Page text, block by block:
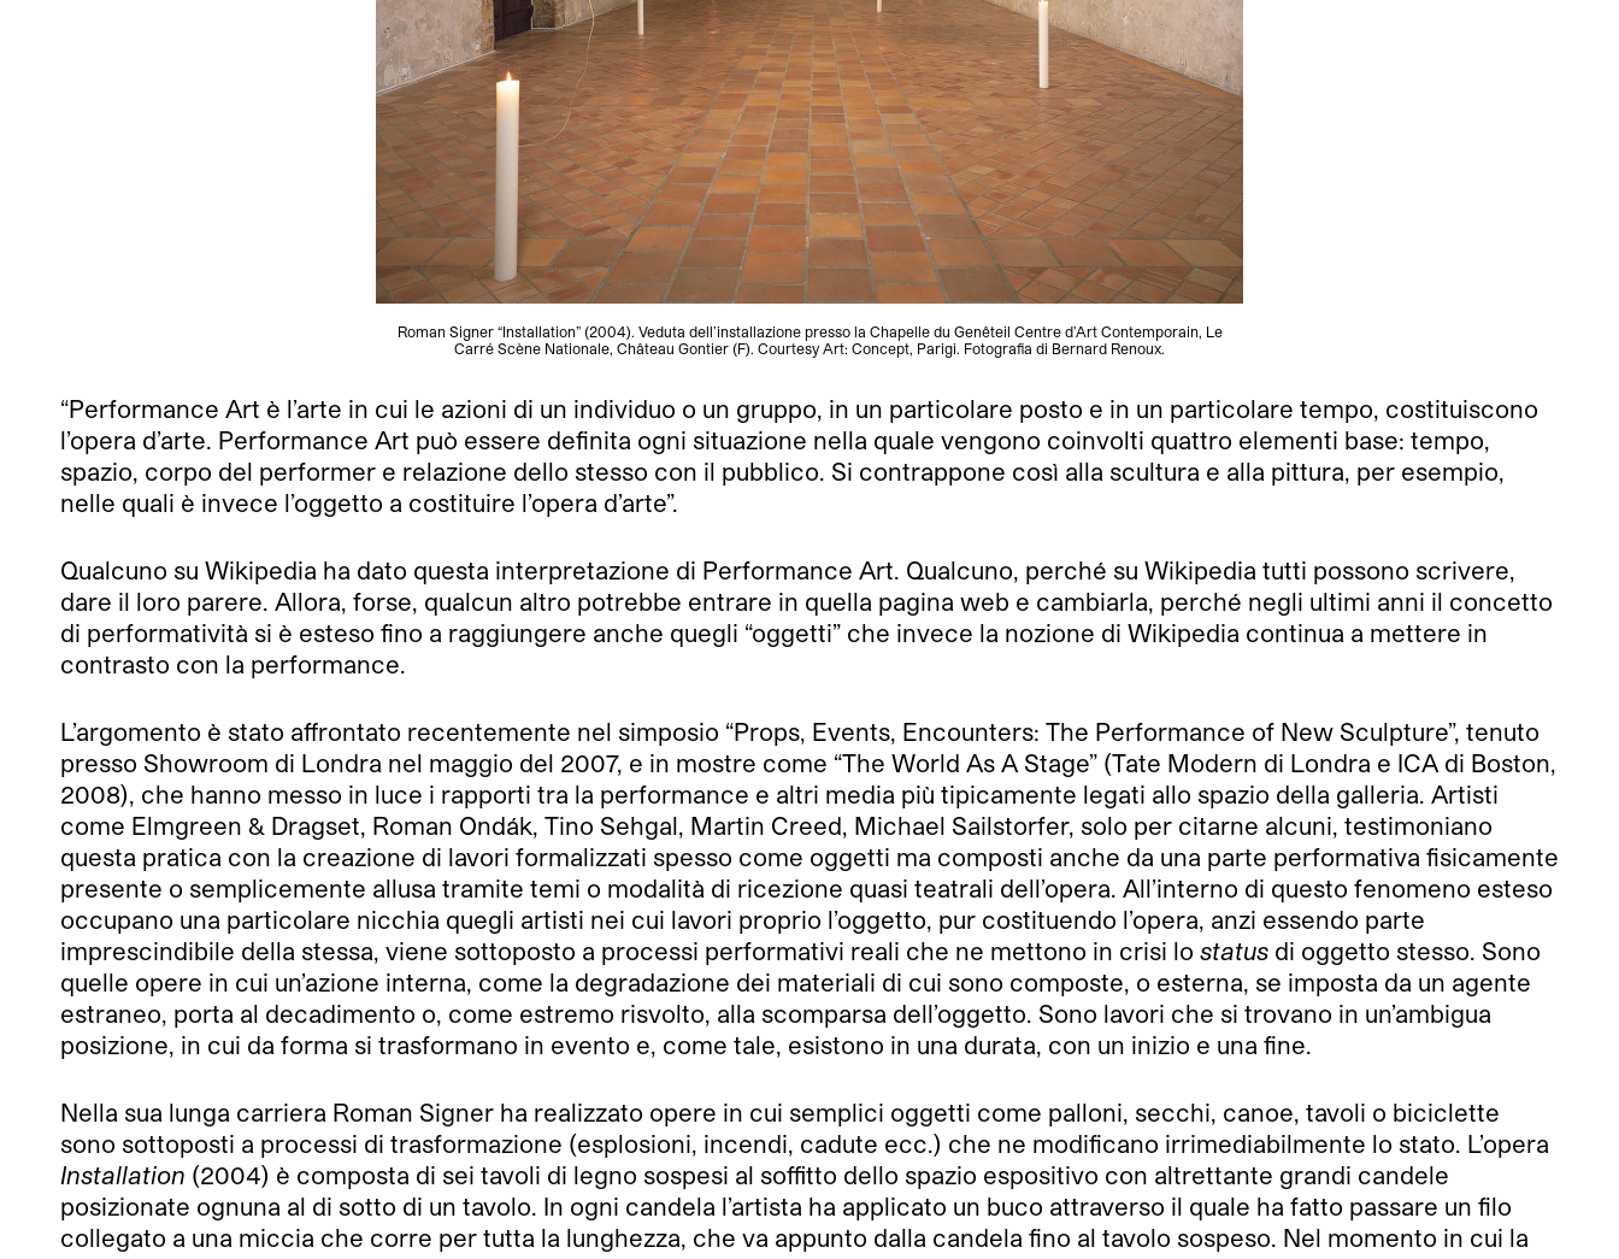
Roman Signer “Installation” (2004). Veduta dell’installazione presso la Chapelle du Genêteil Centre d’Art Contemporain, Le
Carré Scène Nationale, Château Gontier (F). Courtesy Art: Concept, Parigi. Fotografia di Bernard Renoux.
“Performance Art è l’arte in cui le azioni di un individuo o un gruppo, in un particolare posto e in un particolare tempo, costituiscono
l’opera d’arte. Performance Art può essere definita ogni situazione nella quale vengono coinvolti quattro elementi base: tempo,
spazio, corpo del performer e relazione dello stesso con il pubblico. Si contrappone così alla scultura e alla pittura, per esempio,
nelle quali è invece l’oggetto a costituire l’opera d’arte”.
Qualcuno su Wikipedia ha dato questa interpretazione di Performance Art. Qualcuno, perché su Wikipedia tutti possono scrivere,
dare il loro parere. Allora, forse, qualcun altro potrebbe entrare in quella pagina web e cambiarla, perché negli ultimi anni il concetto
di performatività si è esteso fino a raggiungere anche quegli “oggetti” che invece la nozione di Wikipedia continua a mettere in
contrasto con la performance.
L’argomento è stato affrontato recentemente nel simposio “Props, Events, Encounters: The Performance of New Sculpture”, tenuto
presso Showroom di Londra nel maggio del 2007, e in mostre come “The World As A Stage” (Tate Modern di Londra e ICA di Boston,
2008), che hanno messo in luce i rapporti tra la performance e altri media più tipicamente legati allo spazio della galleria. Artisti
come Elmgreen & Dragset, Roman Ondák, Tino Sehgal, Martin Creed, Michael Sailstorfer, solo per citarne alcuni, testimoniano
questa pratica con la creazione di lavori formalizzati spesso come oggetti ma composti anche da una parte performativa fisicamente
presente o semplicemente allusa tramite temi o modalità di ricezione quasi teatrali dell’opera. All’interno di questo fenomeno esteso
occupano una particolare nicchia quegli artisti nei cui lavori proprio l’oggetto, pur costituendo l’opera, anzi essendo parte
imprescindibile della stessa, viene sottoposto a processi performativi reali che ne mettono in crisi lo status di oggetto stesso. Sono
quelle opere in cui un’azione interna, come la degradazione dei materiali di cui sono composte, o esterna, se imposta da un agente
estraneo, porta al decadimento o, come estremo risvolto, alla scomparsa dell’oggetto. Sono lavori che si trovano in un’ambigua
posizione, in cui da forma si trasformano in evento e, come tale, esistono in una durata, con un inizio e una fine.
Nella sua lunga carriera Roman Signer ha realizzato opere in cui semplici oggetti come palloni, secchi, canoe, tavoli o biciclette
sono sottoposti a processi di trasformazione (esplosioni, incendi, cadute ecc.) che ne modificano irrimediabilmente lo stato. L’opera
Installation (2004) è composta di sei tavoli di legno sospesi al soffitto dello spazio espositivo con altrettante grandi candele
posizionate ognuna al di sotto di un tavolo. In ogni candela l’artista ha applicato un buco attraverso il quale ha fatto passare un filo
collegato a una miccia che corre per tutta la lunghezza, che va appunto dalla candela fino al tavolo sospeso. Nel momento in cui la